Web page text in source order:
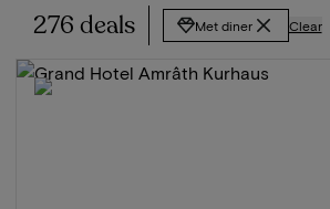
276 deals Met diner Clear